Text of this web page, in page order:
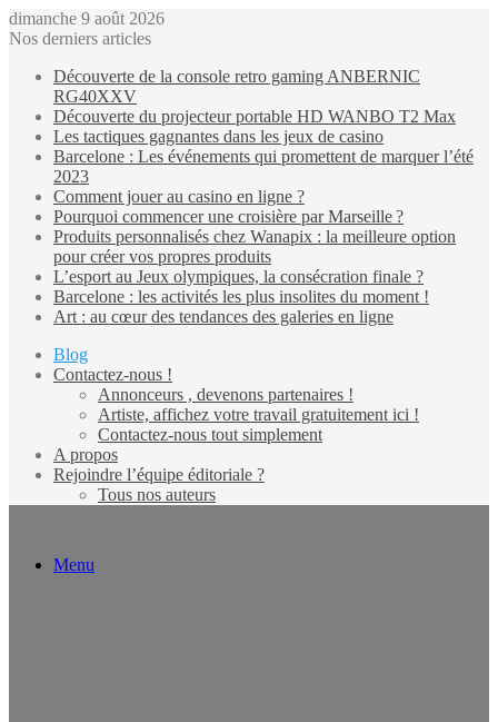
dimanche 9 août 2026
Nos derniers articles
Découverte de la console retro gaming ANBERNIC
RG40XXV
Découverte du projecteur portable HD WANBO T2 Max
Les tactiques gagnantes dans les jeux de casino
Barcelone : Les événements qui promettent de marquer l’été
2023
Comment jouer au casino en ligne ?
Pourquoi commencer une croisière par Marseille ?
Produits personnalisés chez Wanapix : la meilleure option
pour créer vos propres produits
L’esport au Jeux olympiques, la consécration finale ?
Barcelone : les activités les plus insolites du moment !
Art : au cœur des tendances des galeries en ligne
Blog
Contactez-nous !
Annonceurs , devenons partenaires !
Artiste, affichez votre travail gratuitement ici !
Contactez-nous tout simplement
A propos
Rejoindre l’équipe éditoriale ?
Tous nos auteurs
Menu